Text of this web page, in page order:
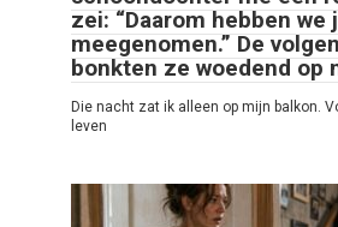
zei: “Daarom hebben we
meegenomen.” De
bonkten ze woedend op
Die nacht zat ik alleen op mijn balkon.
leven